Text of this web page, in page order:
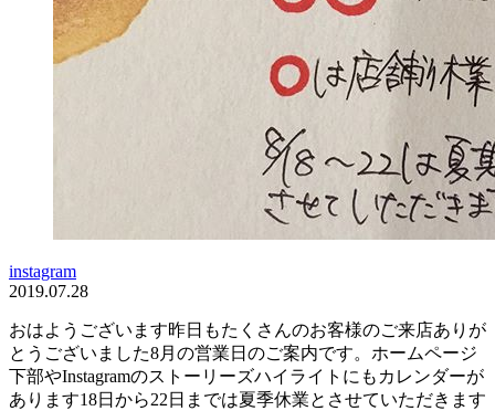
instagram
2019.07.28
おはようございます昨日もたくさんのお客様のご来店ありが
とうございました8月の営業日のご案内です。ホームページ
下部やInstagramのストーリーズハイライトにもカレンダーが
あります18日から22日までは夏季休業とさせていただきます